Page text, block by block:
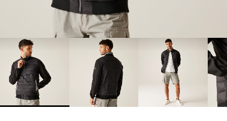
chevron_right